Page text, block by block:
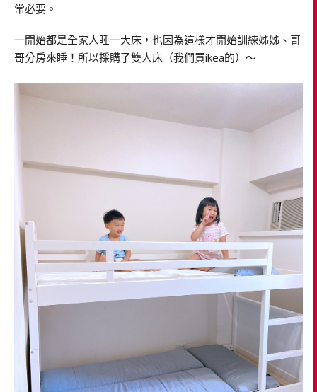
常必要。
一開始都是全家人睡一大床，也因為這樣才開始訓練姊姊、哥
哥分房來睡！所以採購了雙人床（我們買ikea的）～